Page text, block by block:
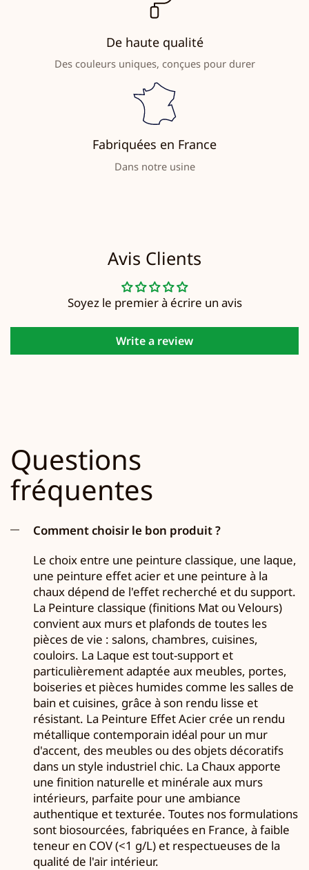
De haute qualité
Des couleurs uniques, conçues pour durer
Fabriquées en France
Dans notre usine
Avis Clients
Soyez le premier à écrire un avis
Write a review
Questions
fréquentes
Comment choisir le bon produit ?
Le choix entre une peinture classique, une laque,
une peinture effet acier et une peinture à la
chaux dépend de l'effet recherché et du support.
La Peinture classique (finitions Mat ou Velours)
convient aux murs et plafonds de toutes les
pièces de vie : salons, chambres, cuisines,
couloirs. La Laque est tout-support et
particulièrement adaptée aux meubles, portes,
boiseries et pièces humides comme les salles de
bain et cuisines, grâce à son rendu lisse et
résistant. La Peinture Effet Acier crée un rendu
métallique contemporain idéal pour un mur
d'accent, des meubles ou des objets décoratifs
dans un style industriel chic. La Chaux apporte
une finition naturelle et minérale aux murs
intérieurs, parfaite pour une ambiance
authentique et texturée. Toutes nos formulations
sont biosourcées, fabriquées en France, à faible
teneur en COV (<1 g/L) et respectueuses de la
qualité de l'air intérieur.